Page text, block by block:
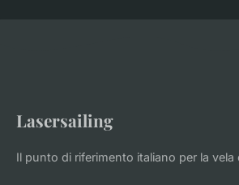
Lasersailing
Il punto di riferimento italiano per la vela